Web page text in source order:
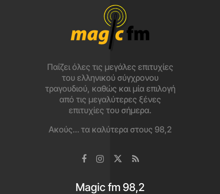
Παίζει όλες τις μεγάλες επιτυχίες
του ελληνικού σύγχρονου
τραγουδιού, καθώς και μία επιλογή
από τις μεγαλύτερες ξένες
επιτυχίες του σήμερα.
Ακούς… τα καλύτερα στους 98,2
Magic fm 98,2